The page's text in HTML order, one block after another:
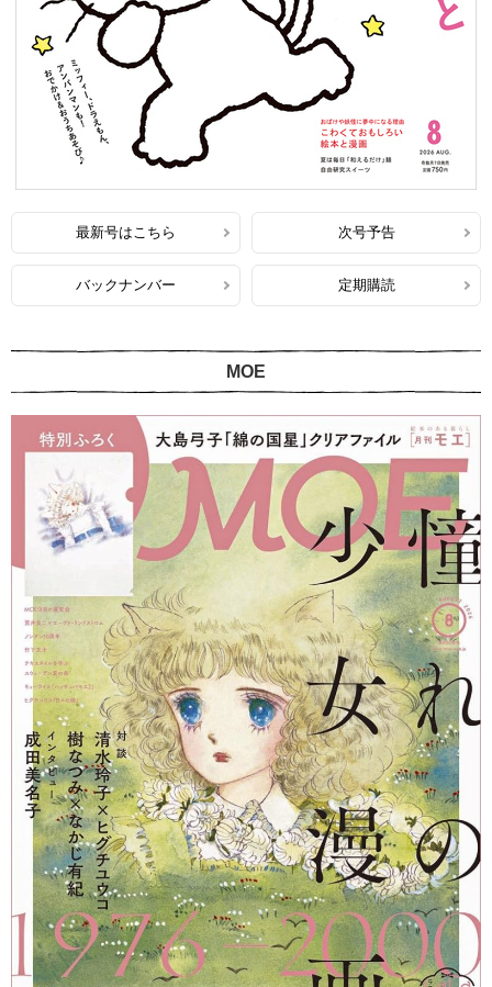
最新号はこちら 次号予告
バックナンバー 定期購読
MOE